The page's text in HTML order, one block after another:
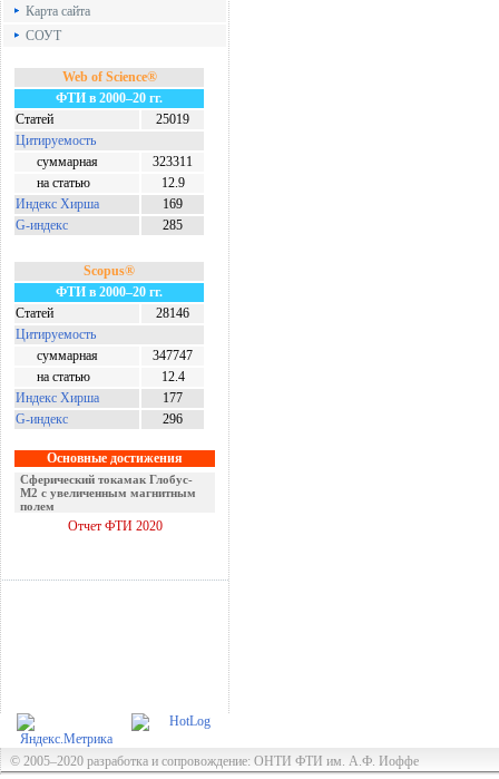
Карта сайта
СОУТ
Web of Science®
ФТИ в 2000–20 гг.
Статей
25019
Цитируемость
суммарная
323311
на статью
12.9
Индекс Хирша
169
G-индекс
285
Scopus®
ФТИ в 2000–20 гг.
Статей
28146
Цитируемость
суммарная
347747
на статью
12.4
Индекс Хирша
177
G-индекс
296
Основные достижения
Оптомеханический эффект
Керкера
© 2005–2020 разработка и сопровождение: ОНТИ ФТИ им. А.Ф. Иоффе